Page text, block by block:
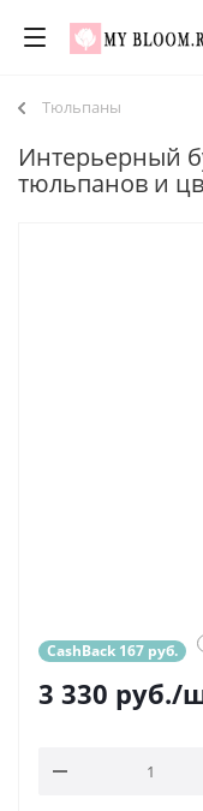
Тюльпаны
Интерьерный
тюльпанов и
CashBack 167 руб.
3 330 руб./